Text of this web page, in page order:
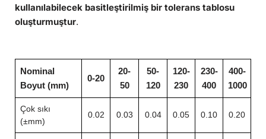
kullanılabilecek basitleştirilmiş bir tolerans tablosu
oluşturmuştur.
Nominal
Boyut (mm)
0-20
20-
50
50-
120
120-
230
230-
400
400-
1000
Çok sıkı
(±mm)
0.02 0.03 0.04 0.05 0.10 0.20